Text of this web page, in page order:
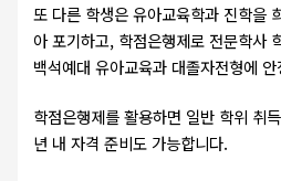
또 다른 학생은 유아교육학과 진학을
아 포기하고, 학점은행제로 전문학사
백석예대 유아교육과 대졸자전형에
학점은행제를 활용하면 일반 학위 취
년 내 자격 준비도 가능합니다.